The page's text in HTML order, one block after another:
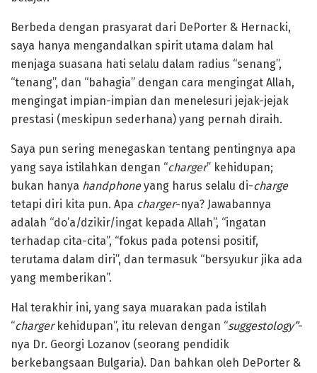
Berbeda dengan prasyarat dari DePorter & Hernacki,
saya hanya mengandalkan spirit utama dalam hal
menjaga suasana hati selalu dalam radius “senang”,
“tenang”, dan “bahagia” dengan cara mengingat Allah,
mengingat impian-impian dan menelesuri jejak-jejak
prestasi (meskipun sederhana) yang pernah diraih.
Saya pun sering menegaskan tentang pentingnya apa
yang saya istilahkan dengan “charger” kehidupan;
bukan hanya handphoneyang harus selalu di-charge
tetapi diri kita pun. Apa charger-nya? Jawabannya
adalah “do’a/dzikir/ingat kepada Allah”, “ingatan
terhadap cita-cita”, “fokus pada potensi positif,
terutama dalam diri”, dan termasuk “bersyukur jika ada
yang memberikan”.
Hal terakhir ini, yang saya muarakan pada istilah
“charger kehidupan”, itu relevan dengan “suggestology”-
nya Dr. Georgi Lozanov (seorang pendidik
berkebangsaan Bulgaria). Dan bahkan oleh DePorter &